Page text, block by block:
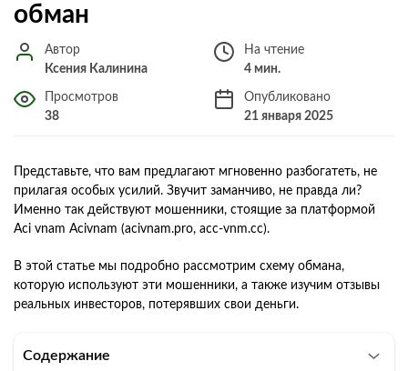
обман
Автор
Ксения Калинина
На чтение
4 мин.
Просмотров
38
Опубликовано
21 января 2025
Представьте, что вам предлагают мгновенно разбогатеть, не
прилагая особых усилий. Звучит заманчиво, не правда ли?
Именно так действуют мошенники, стоящие за платформой
Aci vnam Acivnam (acivnam.pro, acc-vnm.cc).
В этой статье мы подробно рассмотрим схему обмана,
которую используют эти мошенники, а также изучим отзывы
реальных инвесторов, потерявших свои деньги.
Содержание